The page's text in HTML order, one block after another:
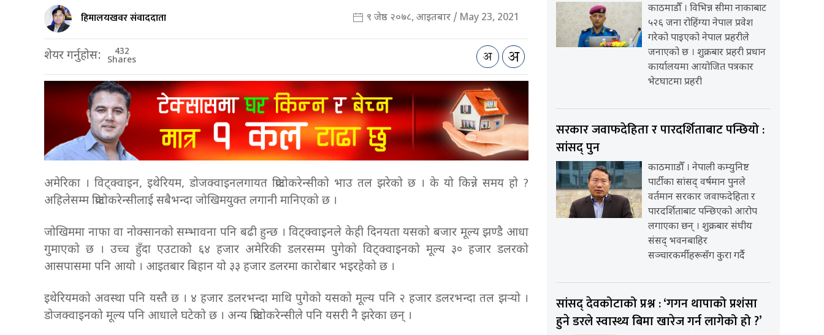
हिमालयखवर संवाददाता ९ जेष्ठ २०७८, आइतबार / May 23, 2021
शेयर गर्नुहोस: 432
Shares
अमेरिका । विट्क्वाइन, इथेरियम, डोजक्वाइनलगायत क्रिप्टोकरेन्सीको भाउ तल झरेको छ । के यो किन्ने समय हो ?
अहिलेसम्म क्रिप्टोकरेन्सीलाई सबैभन्दा जोखिमयुक्त लगानी मानिएको छ ।
जोखिममा नाफा वा नोक्सानको सम्भावना पनि बढी हुन्छ । विट्क्वाइनले केही दिनयता यसको बजार मूल्य झण्डै आधा
गुमाएको छ । उच्च हुँदा एउटाको ६४ हजार अमेरिकी डलरसम्म पुगेको विट्क्वाइनको मूल्य ३० हजार डलरको
आसपासमा पनि आयो । आइतबार बिहान यो ३३ हजार डलरमा कारोबार भइरहेको छ ।
इथेरियमको अवस्था पनि यस्तै छ । ४ हजार डलरभन्दा माथि पुगेको यसको मूल्य पनि २ हजार डलरभन्दा तल झर्‍यो ।
डोजक्वाइनको मूल्य पनि आधाले घटेको छ । अन्य क्रिप्टोकरेन्सीले पनि यसरी नै झरेका छन् ।
काठमाडौँ । विभिन्न सीमा नाकाबाट
५२६ जना रोहिंग्या नेपाल प्रवेश
गरेको पाइएको नेपाल प्रहरीले
जनाएको छ । शुक्रबार प्रहरी प्रधान
कार्यालयमा आयोजित पत्रकार
भेटघाटमा प्रहरी
सरकार जवाफदेहिता र पारदर्शिताबाट पन्छियो :
सांसद् पुन
काठमााडौँ । नेपाली कम्युनिष्ट
पार्टीका सांसद् वर्षमान पुनले
वर्तमान सरकार जवाफदेहिता र
पारदर्शिताबाट पन्छिएको आरोप
लगाएका छन् । शुक्रबार संघीय
संसद् भवनबाहिर
सञ्चारकर्मीहरूसँग कुरा गर्दै
सांसद् देवकोटाको प्रश्न : ‘गगन थापाको प्रशंसा
हुने डरले स्वास्थ्य बिमा खारेज गर्न लागेको हो ?’